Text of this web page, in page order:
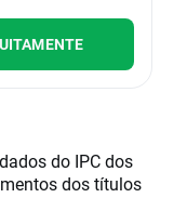
do IPC dos
dos títulos